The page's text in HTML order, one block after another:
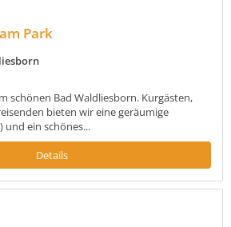
Park
schönen Bad Waldliesborn. Kurgästen,
bieten wir eine geräumige
und ein schönes...
Details